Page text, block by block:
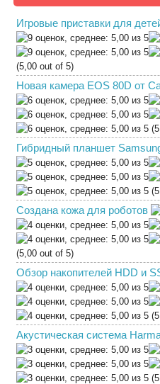
Игровые приставки для
(5,00 out of 5)
Новая камера EOS 80D от
Гибридный планшет
Создана кожа для роботов
(5,00 out of 5)
Обзор накопителей HDD и
Акустическая система